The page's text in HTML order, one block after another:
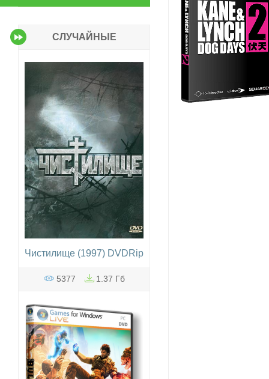
СЛУЧАЙНЫЕ
Чистилище (1997) DVDRip
5377 1.37 Гб